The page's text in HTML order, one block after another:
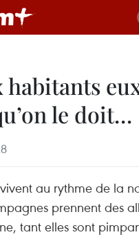
habitants
le doit…
vivent au rythme de la
prennent des
tant elles sont